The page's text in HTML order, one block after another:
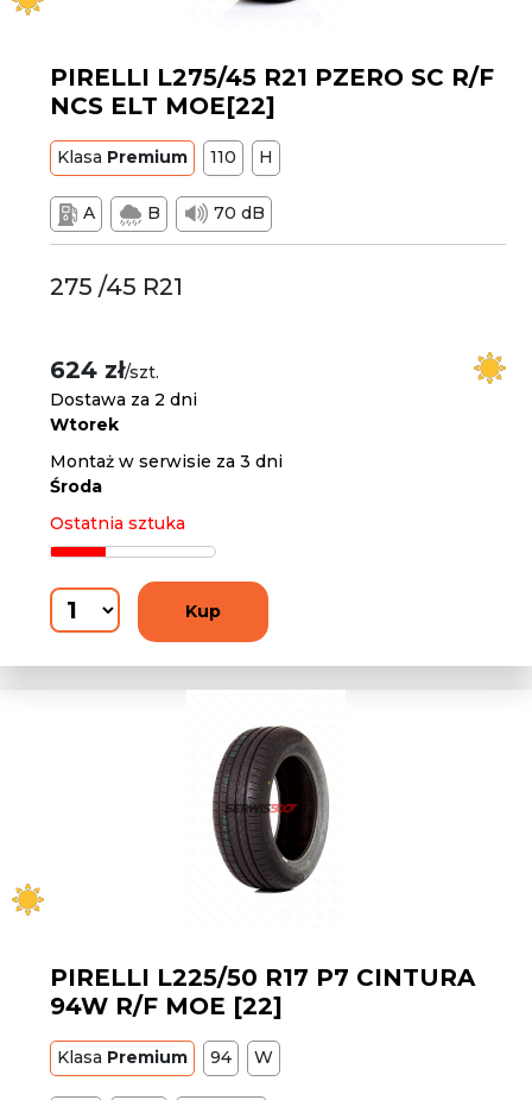
PIRELLI L275/45 R21 PZERO SC R/F
NCS ELT MOE[22]
Klasa Premium 110 H
A B 70 dB
275 /45 R21
624 zł/szt.
Dostawa za 2 dni
Wtorek
Montaż w serwisie za 3 dni
Środa
Ostatnia sztuka
Kup
PIRELLI L225/50 R17 P7 CINTURA
94W R/F MOE [22]
Klasa Premium 94 W